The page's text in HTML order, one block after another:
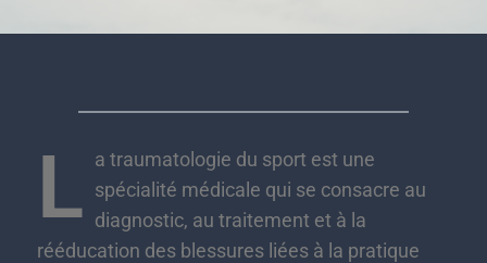
L a traumatologie du sport est une
spécialité médicale qui se consacre au
diagnostic, au traitement et à la
rééducation des blessures liées à la pratique